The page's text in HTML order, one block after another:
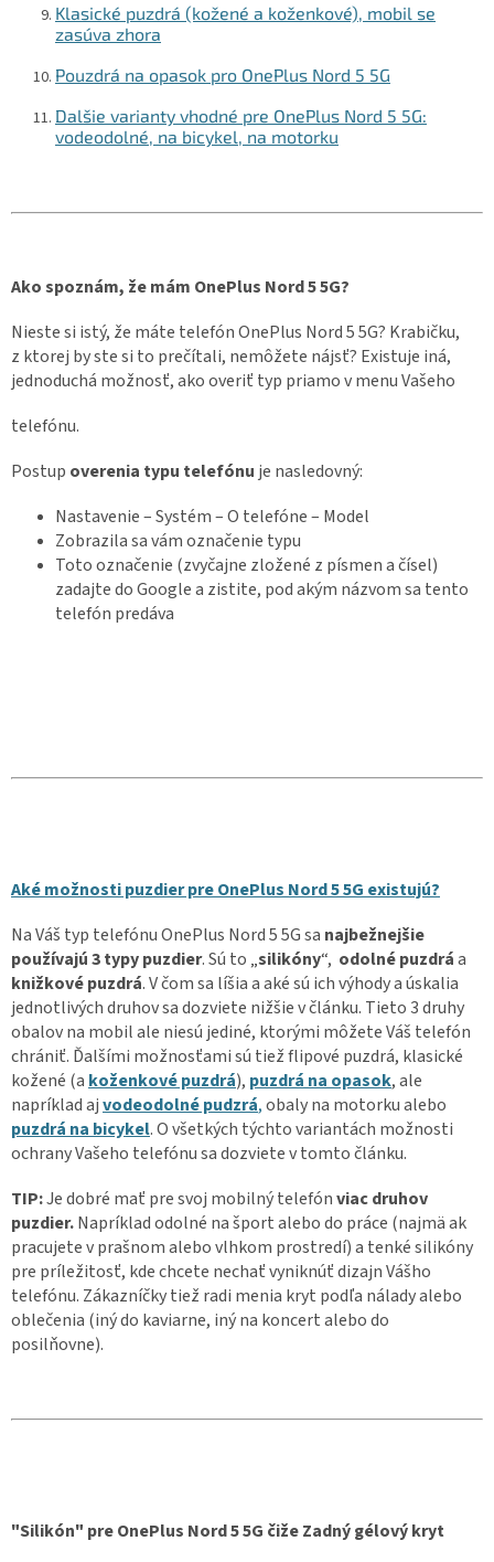
Klasické puzdrá (kožené a koženkové), mobil se
zasúva zhora
Pouzdrá na opasok pro OnePlus Nord 5 5G
Dalšie varianty vhodné pre OnePlus Nord 5 5G:
vodeodolné, na bicykel, na motorku
Ako spoznám, že mám OnePlus Nord 5 5G?
Nieste si istý, že máte telefón OnePlus Nord 5 5G? Krabičku,
z ktorej by ste si to prečítali, nemôžete nájsť? Existuje iná,
jednoduchá možnosť, ako overiť typ priamo v menu Vašeho
telefónu.
Postup overenia typu telefónu je nasledovný:
Nastavenie – Systém – O telefóne – Model
Zobrazila sa vám označenie typu
Toto označenie (zvyčajne zložené z písmen a čísel)
zadajte do Google a zistite, pod akým názvom sa tento
telefón predáva
Aké možnosti puzdier pre OnePlus Nord 5 5G existujú?
Na Váš typ telefónu OnePlus Nord 5 5G sa najbežnejšie
používajú 3 typy puzdier. Sú to „silikóny“, odolné puzdráa
knižkové puzdrá. V čom sa líšia a aké sú ich výhody a úskalia
jednotlivých druhov sa dozviete nižšie v článku. Tieto 3 druhy
obalov na mobil ale niesú jediné, ktorými môžete Váš telefón
chrániť. Ďalšími možnosťami sú tiež flipové puzdrá, klasické
kožené (a koženkové puzdrá), puzdrá na opasok, ale
napríklad ajvodeodolné pudzrá,obaly na motorku alebo
puzdrá na bicykel. O všetkých týchto variantách možnosti
ochrany Vašeho telefónu sa dozviete v tomto článku.
TIP:Je dobré mať pre svoj mobilný telefónviac druhov
puzdier.Napríklad odolné na šport alebo do práce (najmä ak
pracujete v prašnom alebo vlhkom prostredí) a tenké silikóny
pre príležitosť, kde chcete nechať vyniknúť dizajn Vášho
telefónu. Zákazníčky tiež radi menia kryt podľa nálady alebo
oblečenia (iný do kaviarne, iný na koncert alebo do
posilňovne).
"Silikón" pre OnePlus Nord 5 5G čiže Zadný gélový kryt